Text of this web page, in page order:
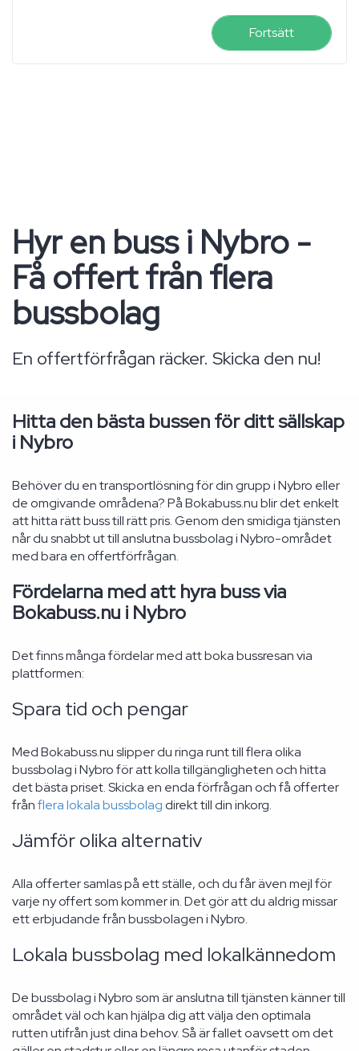
Fortsätt
Hyr en buss i Nybro -
Få offert från flera
bussbolag
En offertförfrågan räcker. Skicka den nu!
Hitta den bästa bussen för ditt sällskap
i Nybro
Behöver du en transportlösning för din grupp i Nybro eller
de omgivande områdena? På Bokabuss.nu blir det enkelt
att hitta rätt buss till rätt pris. Genom den smidiga tjänsten
når du snabbt ut till anslutna bussbolag i Nybro-området
med bara en offertförfrågan.
Fördelarna med att hyra buss via
Bokabuss.nu i Nybro
Det finns många fördelar med att boka bussresan via
plattformen:
Spara tid och pengar
Med Bokabuss.nu slipper du ringa runt till flera olika
bussbolag i Nybro för att kolla tillgängligheten och hitta
det bästa priset. Skicka en enda förfrågan och få offerter
frånflera lokala bussbolag direkt till din inkorg.
Jämför olika alternativ
Alla offerter samlas på ett ställe, och du får även mejl för
varje ny offert som kommer in. Det gör att du aldrig missar
ett erbjudande från bussbolagen i Nybro.
Lokala bussbolag med lokalkännedom
De bussbolag i Nybro som är anslutna till tjänsten känner till
området väl och kan hjälpa dig att välja den optimala
rutten utifrån just dina behov. Så är fallet oavsett om det